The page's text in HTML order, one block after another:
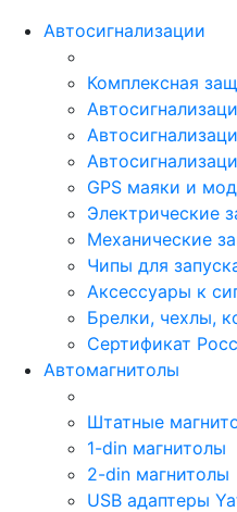
Автосигнализации
Комплексная
GPS маяки и
Электрические
Механические
Чипы для
Аксессуары к
Брелки, чехлы,
Сертификат
Автомагнитолы
Штатные
1-din магнитолы
2-din магнитолы
USB адаптеры